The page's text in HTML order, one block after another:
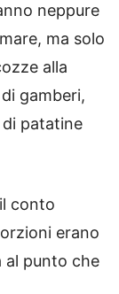
neppure
ma solo
alla
gamberi,
patatine
conto
erano
al punto che